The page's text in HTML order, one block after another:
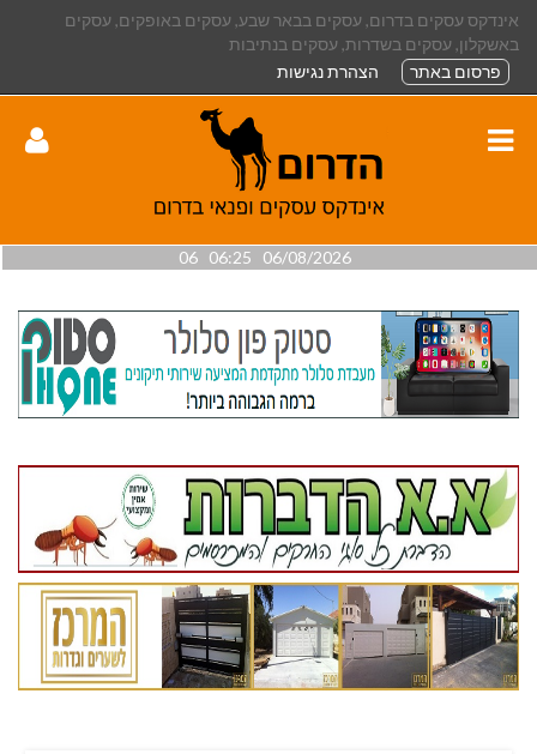
אינדקס עסקים בדרום, עסקים בבאר שבע, עסקים באופקים, עסקים
באשקלון, עסקים בשדרות, עסקים בנתיבות
פרסום באתר
הצהרת נגישות
06/08/2026 06:25 06